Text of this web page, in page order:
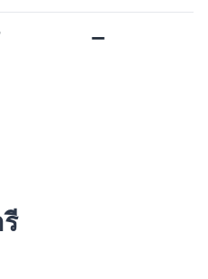
➖